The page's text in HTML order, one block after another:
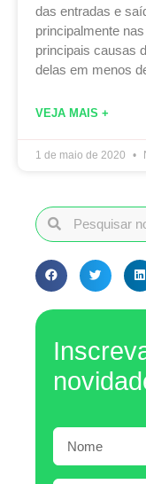
das entradas e
principalmente
principais causas
delas em menos
VEJA MAIS +
1 de maio de 2020